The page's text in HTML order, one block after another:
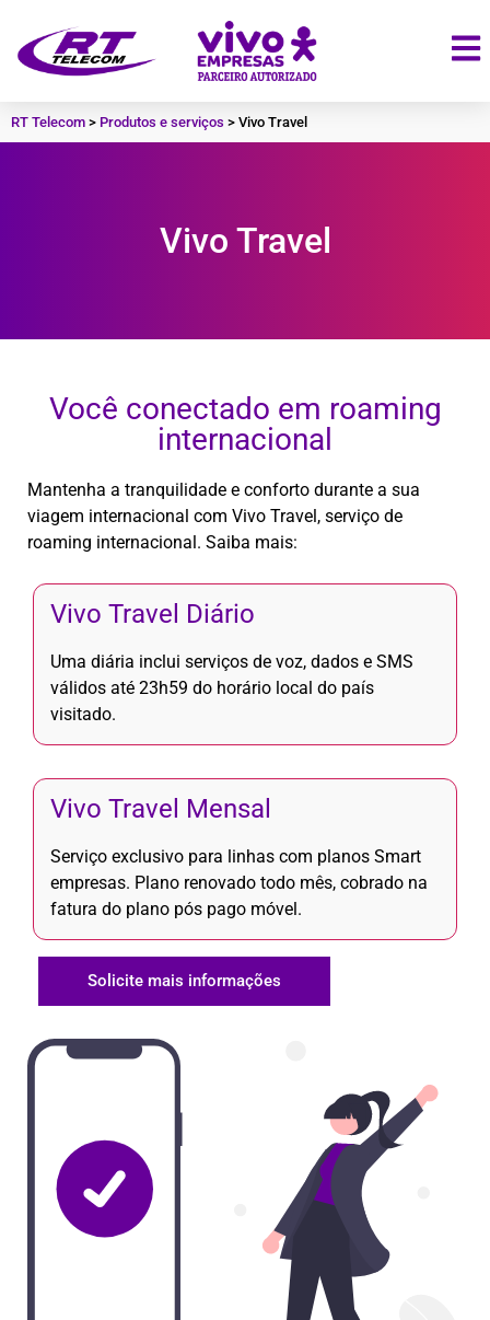
RT Telecom > Produtos e serviços > Vivo Travel
Vivo Travel
Você conectado em roaming
internacional
Mantenha a tranquilidade e conforto durante a sua
viagem internacional com Vivo Travel, serviço de
roaming internacional. Saiba mais:
Vivo Travel Diário
Uma diária inclui serviços de voz, dados e SMS
válidos até 23h59 do horário local do país
visitado.
Vivo Travel Mensal
Serviço exclusivo para linhas com planos Smart
empresas. Plano renovado todo mês, cobrado na
fatura do plano pós pago móvel.
Solicite mais informações